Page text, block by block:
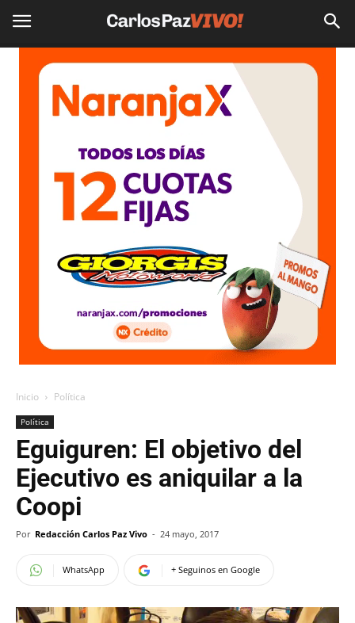
Inicio Política
Política
Eguiguren: El objetivo del
Ejecutivo es aniquilar a la
Coopi
Por Redacción Carlos Paz Vivo - 24 mayo, 2017
WhatsApp + Seguinos en Google